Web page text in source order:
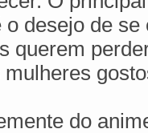
o desejo de
querem
mulheres
do